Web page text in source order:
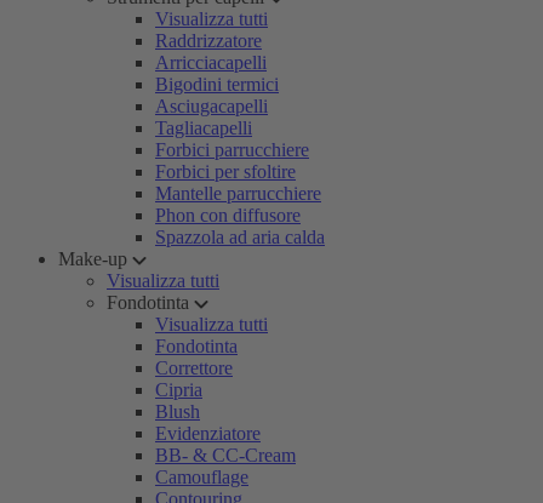
Visualizza tutti
Raddrizzatore
Arricciacapelli
Bigodini termici
Asciugacapelli
Tagliacapelli
Forbici parrucchiere
Forbici per sfoltire
Mantelle parrucchiere
Phon con diffusore
Spazzola ad aria calda
Make-up
Visualizza tutti
Fondotinta
Visualizza tutti
Fondotinta
Correttore
Cipria
Blush
Evidenziatore
BB- & CC-Cream
Camouflage
Contouring